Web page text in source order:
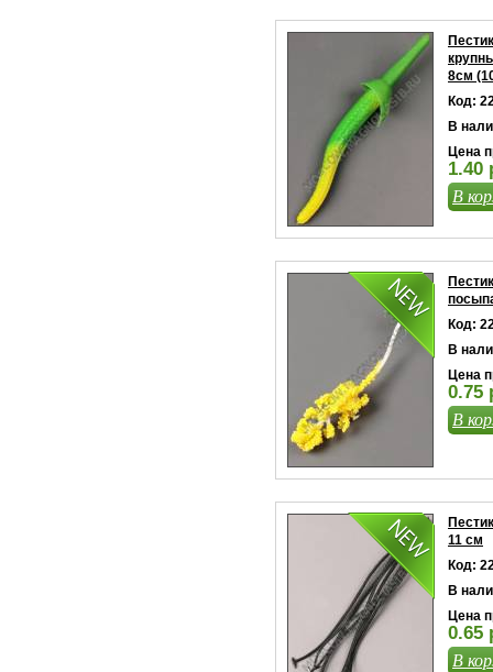
8см
Код:
В
Цена
1.40
В
Код:
В
Цена
0.75
В
11 см
Код:
В
Цена
0.65
В